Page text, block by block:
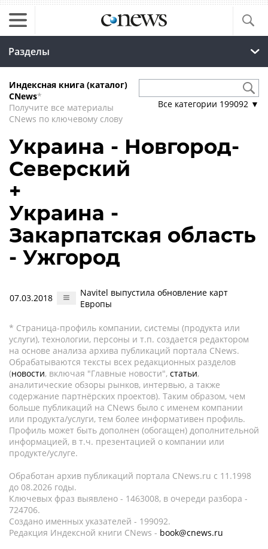
Разделы
Индексная книга (каталог)
CNews*
Получите все материалы
CNews по ключевому слову
Все категории 199092 ▼
Украина - Новгород-
Северский
+
Украина -
Закарпатская область
- Ужгород
07.03.2018
Navitel выпустила обновление карт
Европы
* Страница-профиль компании, системы (продукта или
услуги), технологии, персоны и т.п. создается редактором
на основе анализа архива публикаций портала CNews.
Обрабатываются тексты всех редакционных разделов
(новости, включая "Главные новости", статьи,
аналитические обзоры рынков, интервью, а также
содержание партнёрских проектов). Таким образом, чем
больше публикаций на CNews было с именем компании
или продукта/услуги, тем более информативен профиль.
Профиль может быть дополнен (обогащен) дополнительной
информацией, в т.ч. презентацией о компании или
продукте/услуге.
Обработан архив публикаций портала CNews.ru c 11.1998
до 08.2026 годы.
Ключевых фраз выявлено - 1463008, в очереди разбора -
724706.
Создано именных указателей - 199092.
Редакция Индексной книги CNews - book@cnews.ru